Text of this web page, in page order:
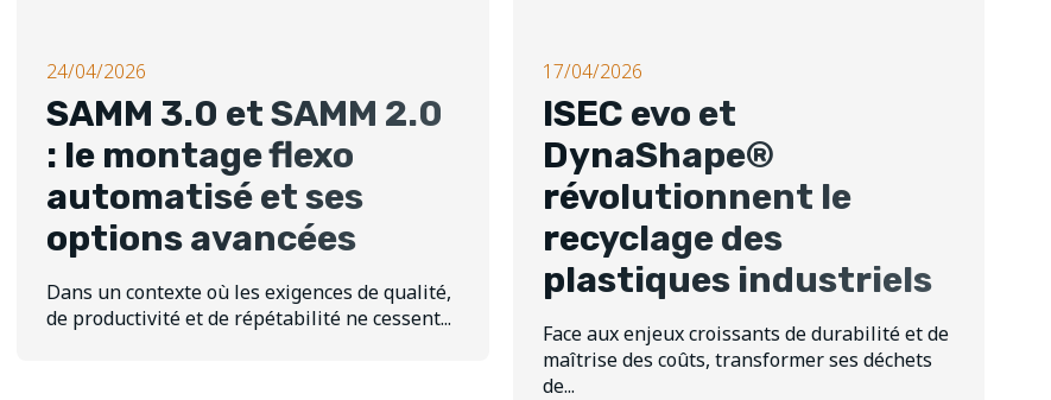
24/04/2026
SAMM 3.0 et SAMM 2.0
: le montage flexo
automatisé et ses
options avancées
Dans un contexte où les exigences de qualité,
de productivité et de répétabilité ne cessent...
17/04/2026
ISEC evo et
DynaShape®
révolutionnent le
recyclage des
plastiques industriels
Face aux enjeux croissants de durabilité et de
maîtrise des coûts, transformer ses déchets
de...